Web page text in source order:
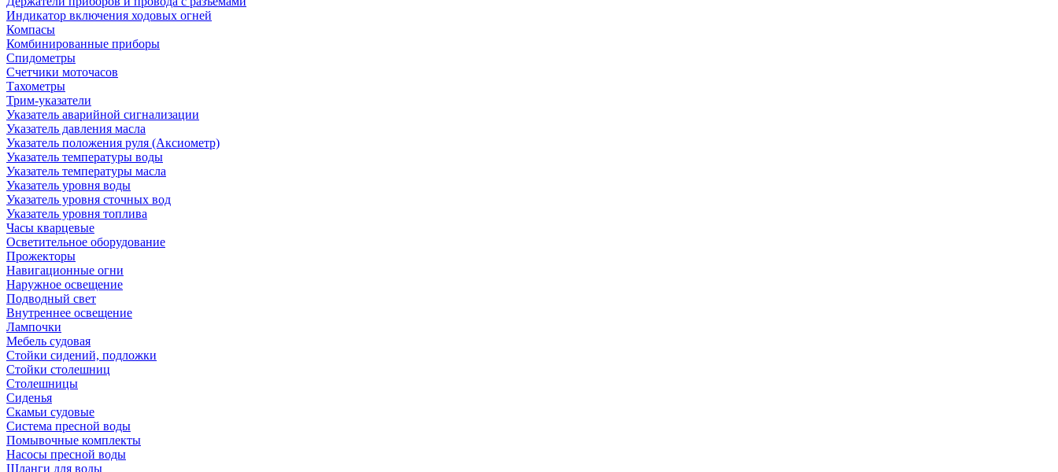
Индикатор включения ходовых огней
Компасы
Комбинированные приборы
Спидометры
Счетчики моточасов
Тахометры
Трим-указатели
Указатель аварийной сигнализации
Указатель давления масла
Указатель положения руля (Аксиометр)
Указатель температуры воды
Указатель температуры масла
Указатель уровня воды
Указатель уровня сточных вод
Указатель уровня топлива
Часы кварцевые
Осветительное оборудование
Прожекторы
Навигационные огни
Наружное освещение
Подводный свет
Внутреннее освещение
Лампочки
Мебель судовая
Стойки сидений, подложки
Стойки столешниц
Столешницы
Сиденья
Скамьи судовые
Система пресной воды
Помывочные комплекты
Насосы пресной воды
Шланги для воды